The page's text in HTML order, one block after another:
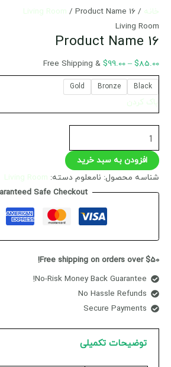
خانه /
Living Room / Product Name 16
Living Room
Product Name 16
$85.00
–
$99.00
محدوده
$85.00
& Free Shipping
Black
Bronze
Gold
پاک کردن
Product
Name
16
افزودن به سبد خرید
شناسه محصول: نامعلوم دسته: Living Room
Safe Checkout
Free shipping on orders over $50!
No-Risk Money Back Guarantee!
No Hassle Refunds
Secure Payments
توضیحات تکمیلی